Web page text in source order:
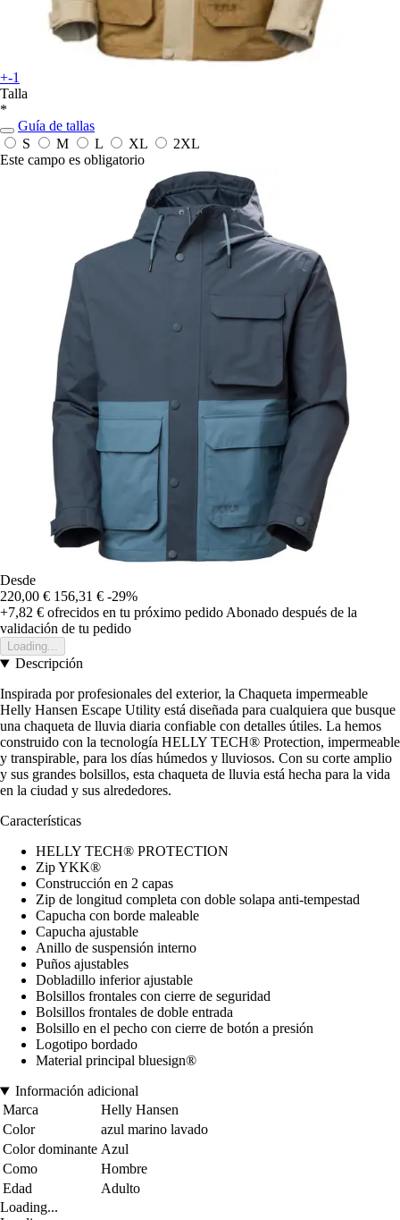
+-1
Talla
*
Guía de tallas
S
M L XL
2XL
Este campo es obligatorio
Desde
220,00 € 156,31 € -29%
+7,82 € ofrecidos en tu próximo pedidoAbonado después de la
validación de tu pedido
Loading...
Descripción
Inspirada por profesionales del exterior, la Chaqueta impermeable
Helly Hansen Escape Utility está diseñada para cualquiera que busque
una chaqueta de lluvia diaria confiable con detalles útiles. La hemos
construido con la tecnología HELLY TECH® Protection, impermeable
y transpirable, para los días húmedos y lluviosos. Con su corte amplio
y sus grandes bolsillos, esta chaqueta de lluvia está hecha para la vida
en la ciudad y sus alrededores.
Características
HELLY TECH® PROTECTION
Zip YKK®
Construcción en 2 capas
Zip de longitud completa con doble solapa anti-tempestad
Capucha con borde maleable
Capucha ajustable
Anillo de suspensión interno
Puños ajustables
Dobladillo inferior ajustable
Bolsillos frontales con cierre de seguridad
Bolsillos frontales de doble entrada
Bolsillo en el pecho con cierre de botón a presión
Logotipo bordado
Material principal bluesign®
Información adicional
Marca
Helly Hansen
Color
azul marino lavado
Color dominante Azul
Como
Hombre
Edad
Adulto
Loading...